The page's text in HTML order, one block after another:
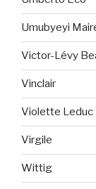
Umubyeyi
Victor-Lévy
Vinclair
Violette Leduc
Virgile
Wittig